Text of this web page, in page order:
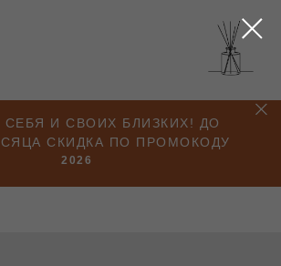
СЕБЯ И СВОИХ БЛИЗКИХ! ДО
СКИДКА ПО ПРОМОКОДУ
2026